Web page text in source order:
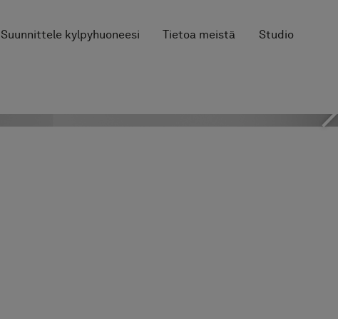
Suunnittele kylpyhuoneesi Tietoa meistä Studio